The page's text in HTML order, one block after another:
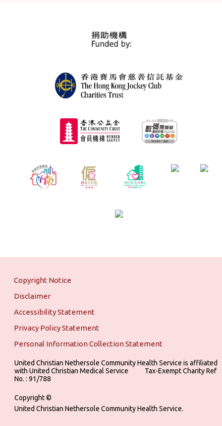
Copyright Notice
Disclaimer
Accessibility Statement
Privacy Policy Statement
Personal Information Collection Statement
United Christian Nethersole Community Health Service is affiliated
with United Christian Medical Service ‎ ‎ ‎ ‎ ‎ ‎ ‎ ‎ ‎ Tax-Exempt Charity Ref
No. : 91/788
Copyright ©
United Christian Nethersole Community Health Service.